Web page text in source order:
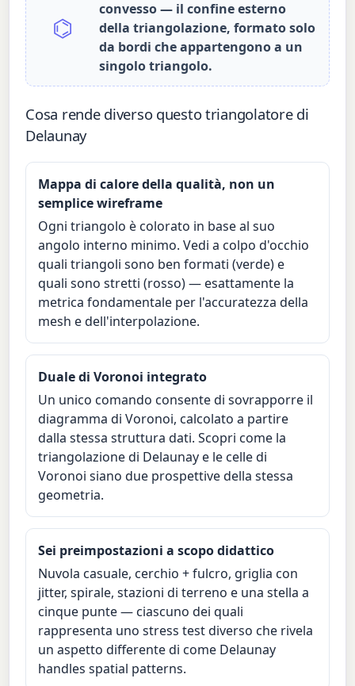
⌬
convesso — il confine esterno
della triangolazione, formato solo
da bordi che appartengono a un
singolo triangolo.
Cosa rende diverso questo triangolatore di
Delaunay
Mappa di calore della qualità, non un
semplice wireframe
Ogni triangolo è colorato in base al suo
angolo interno minimo. Vedi a colpo d'occhio
quali triangoli sono ben formati (verde) e
quali sono stretti (rosso) — esattamente la
metrica fondamentale per l'accuratezza della
mesh e dell'interpolazione.
Duale di Voronoi integrato
Un unico comando consente di sovrapporre il
diagramma di Voronoi, calcolato a partire
dalla stessa struttura dati. Scopri come la
triangolazione di Delaunay e le celle di
Voronoi siano due prospettive della stessa
geometria.
Sei preimpostazioni a scopo didattico
Nuvola casuale, cerchio + fulcro, griglia con
jitter, spirale, stazioni di terreno e una stella a
cinque punte — ciascuno dei quali
rappresenta uno stress test diverso che rivela
un aspetto differente di come Delaunay
handles spatial patterns.